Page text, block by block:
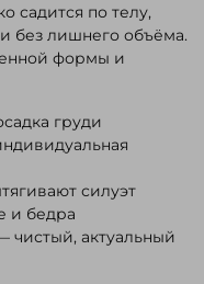
садится по телу,
без лишнего объёма.
формы и
груди
силуэт
и бедра
актуальный